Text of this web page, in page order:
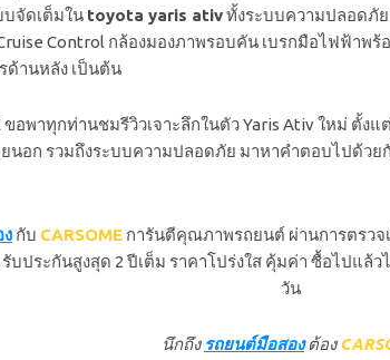
จัดเต็มใน toyota yaris ativทั้งระบบความปลอดภั
Control กล้องมองภาพรอบคัน เบรกมือไฟฟ้าพ
ด้านหลัง เป็นต้น
ขอพาทุกท่านชมรีวิวเจาะลึกในตัว Yaris Ativ ใหม่ ตั้งแ
นอก รวมถึงระบบความปลอดภัย มาหาคำตอบไปด้วย
กับ CARSOMEการันตีคุณภาพรถยนต์ ผ่านการตรวจ
บประกันสูงสุด 2 ปีเต็ม ราคาโปร่งใส คุ้มค่า ซื้อไปแล้
วัน
นึกถึง รถยนต์มือสองต้อง